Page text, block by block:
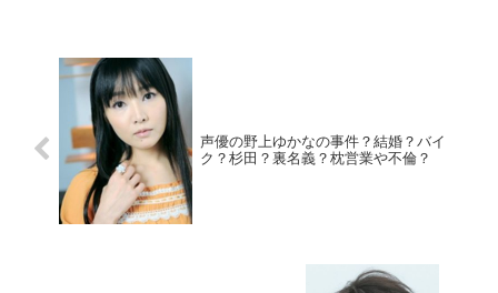
声優の野上ゆかなの事件？結婚？バイ
ク？杉田？裏名義？枕営業や不倫？